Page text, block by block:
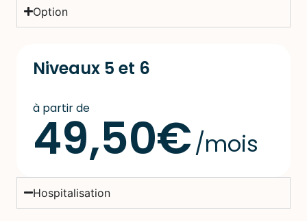
Option
Niveaux 5 et 6
à partir de
49,50€/mois
Hospitalisation